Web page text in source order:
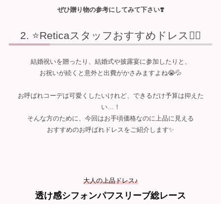
ぜひ贈り物の参考にしてみて下さい❣️
⭐Reticaスタッフおすすめドレス💁‍♀️
結婚祝いを贈ったり、結婚式や披露宴に参加したりと、
お祝いが続くと意外と出費がかさみますよね😭💦
お呼ばれコーデは可愛くしたいけれど、できるだけ予算は抑えた
い…！
そんな方のために、今回はお手頃価格なのに上品に見える
おすすめのお呼ばれドレスをご紹介します✨
大人の上品ドレス♪
透け感シフォンパフスリーブ総レース